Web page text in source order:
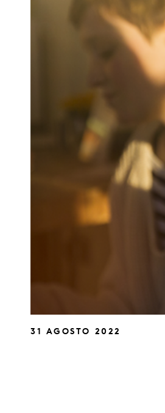
31 AGOSTO 2022